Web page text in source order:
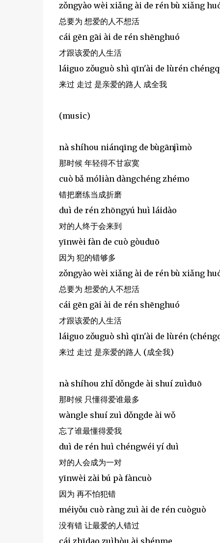
zǒngyào wèi xiǎng ài de rén bù xiǎng
总要为 想爱的人不想活
cái gēn gāi ài de rén shēnghuó
才跟该爱的人生活
láiguo zǒuguò shì qīn'ài de lùrén
来过 走过 是亲爱的路人 成全我
(music)
nà shíhou niánqīng de bùgānjìmò
那时候 年轻得不甘寂寞
cuò bǎ móliàn dàngchéng zhémo
错把磨练当成折磨
duì de rén zhōngyú huì láidào
对的人终于会来到
yīnwèi fàn de cuò gòuduō
因为 犯的错够多
zǒngyào wèi xiǎng ài de rén bù xiǎng
总要为 想爱的人不想活
cái gēn gāi ài de rén shēnghuó
才跟该爱的人生活
láiguo zǒuguò shì qīn'ài de lùrén
来过 走过 是亲爱的路人 (成全我)
nà shíhou zhǐ dǒngde ài shuí zuìduō
那时候 只懂得爱谁最多
wàngle shuí zuì dǒngde ài wǒ
忘了谁最懂得爱我
duì de rén huì chéngwéi yí duì
对的人会成为一对
yīnwèi zài bú pà fàncuò
因为 再不怕犯错
méiyǒu cuò ràng zuì ài de rén cuòguò
没有错 让最爱的人错过
cái zhīdao zuìhòu ài shénme